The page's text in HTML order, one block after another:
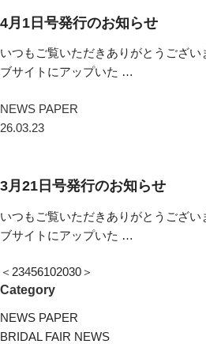
4月1日号発行のお知らせ
いつもご覧いただきありがとうござい
ブサイトにアップいた …
NEWS PAPER
26.03.23
3月21日号発行のお知らせ
いつもご覧いただきありがとうござい
ブサイトにアップいた …
＜ 23456102030＞
Category
NEWS PAPER
BRIDAL FAIR NEWS